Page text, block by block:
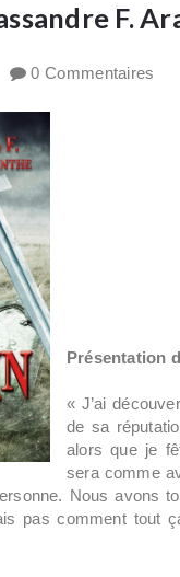
F.
0 Commentaires
Présentation
« J’ai
de sa
alors que je
sera comme
Nous avons
pas comment tout